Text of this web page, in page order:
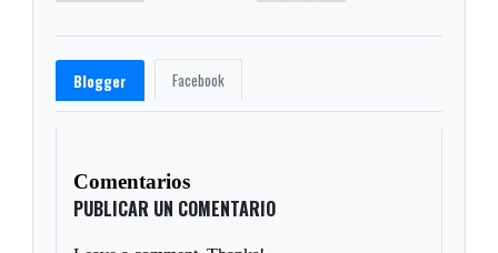
Blogger Facebook
Comentarios
PUBLICAR UN COMENTARIO